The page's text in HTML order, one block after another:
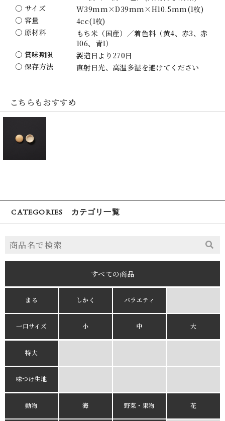
〇 サイズ
W39mm×D39mm×H10.5mm(1枚)
〇 容量
4cc(1枚)
〇 原材料
もち米（国産）／着色料（黄4、赤3、赤
106、青1）
〇 賞味期限
製造日より270日
〇 保存方法
直射日光、高温多湿を避けてください
こちらもおすすめ
CATEGORIES カテゴリ一覧
すべての商品
まる しかく バラエティ
一口サイズ 小 中 大
特大
味つけ生地
動物 海 野菜・果物 花